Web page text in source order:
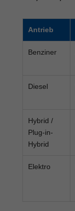
Antrieb
Benziner
Diesel
Hybrid /
Plug-in-
Hybrid
Elektro